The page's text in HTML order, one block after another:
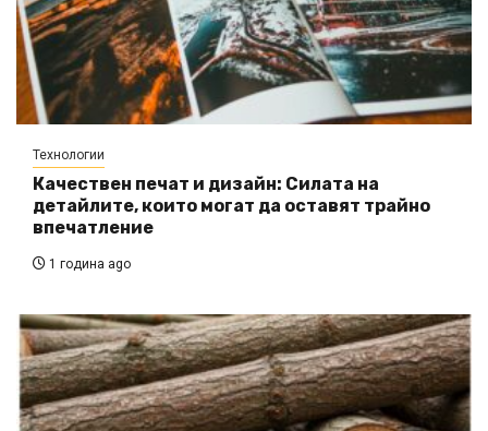
Технологии
Качествен печат и дизайн: Силата на
детайлите, които могат да оставят трайно
впечатление
1 година ago